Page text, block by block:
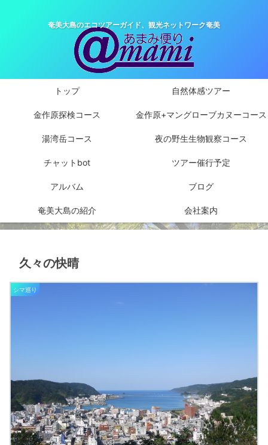
奄美大島のエコツアーガイド、観光ネットワーク奄美
トップ 自然体感ツアー
金作原探検コース 金作原+マングローブカヌーコース
湯湾岳コース 夜の野生生物観察コース
チャットbot ツアー催行予定
アルバム ブログ
奄美大島の紹介 会社案内
久々の快晴
シマ巡り